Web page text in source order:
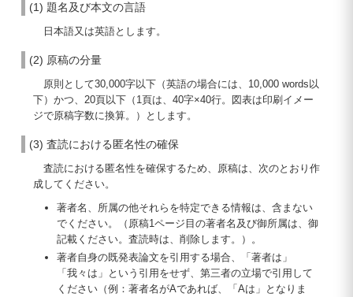
(1) 題名及び本文の言語
日本語又は英語とします。
(2) 原稿の分量
原則として30,000字以下（英語の場合には、10,000 words以
下）かつ、20頁以下（1頁は、40字×40行。図表は印刷イメー
ジで原稿字数に換算。）とします。
(3) 査読における匿名性の確保
査読における匿名性を確保するため、原稿は、次のとおり作
成してください。
著者名、所属の他それらを特定できる情報は、含まない
でください。（原稿1ページ目の著者名及び御所属は、御
記載ください。査読時は、削除します。）。
著者自身の既発表論文を引用する場合、「著者は」
「我々は」という引用をせず、第三者の立場で引用して
ください（例：著者名がAであれば、「Aは」となりま